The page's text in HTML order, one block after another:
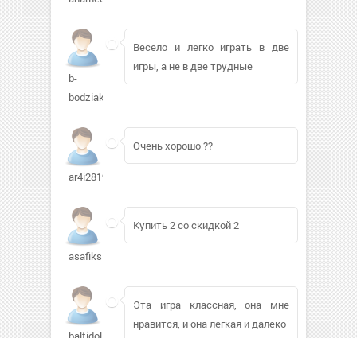
b-
bodziak
Весело и легко играть в две
игры, а не в две трудные
ar4i281994454
Очень хорошо ??
asafiks559
Купить 2 со скидкой 2
Эта игра классная, она мне
нравится, и она легкая и далеко